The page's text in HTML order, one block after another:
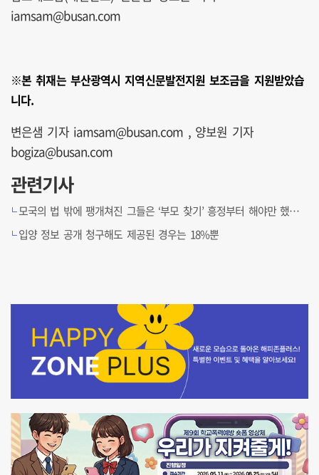
iamsam@busan.com
※본 취재는 부산광역시 지역신문발전지원 보조금을 지원받았습
니다.
변은샘 기자 iamsam@busan.com , 양보원 기자
bogiza@busan.com
관련기사
모국의 법 밖에 팽개쳐진 그들은 ‘부모 찾기’ 흥정부터 해야만 했다 [귀향, 입양인이 돌아온다]
입양 정보 공개 청구해도 제공된 경우는 18%뿐